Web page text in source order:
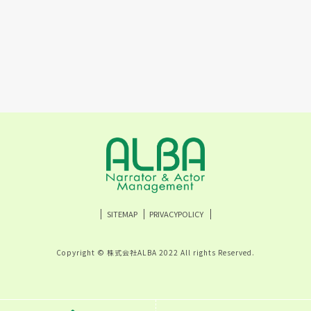
SITEMAP PRIVACYPOLICY
Copyright © 株式会社ALBA 2022 All rights Reserved.